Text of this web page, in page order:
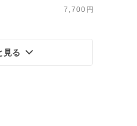
7,700円
見る